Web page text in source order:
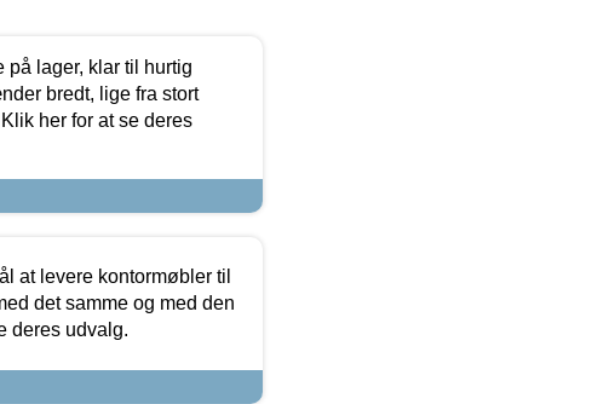
på lager, klar til hurtig
bredt, lige fra stort
her for at se deres
at levere kontormøbler til
det samme og med den
deres udvalg.